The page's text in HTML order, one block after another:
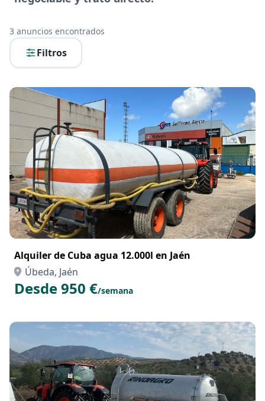
3 anuncios encontrados
Filtros
Alquiler de Cuba agua 12.000l en Jaén
Úbeda, Jaén
Desde 950 €/semana